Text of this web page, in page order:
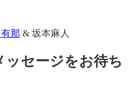
那 & 坂本麻人
セージをお待ち